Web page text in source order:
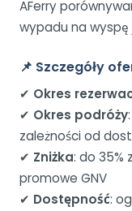
AFerry
wypadu na
📌 Szczegóły
✔ Okres
✔ Okres podróży
zależności od
✔ Zniżka: do 35%
promowe GNV
✔ Dostępność: